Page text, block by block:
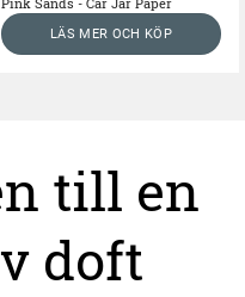
LÄS MER OCH KÖP
till en
doft